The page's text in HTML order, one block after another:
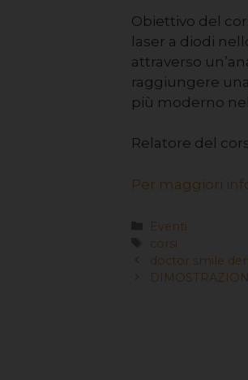
Obiettivo del
laser a diodi
attraverso
raggiungere
più moderno
Relatore del
Per maggiori
Eventi
corsi
doctor smile